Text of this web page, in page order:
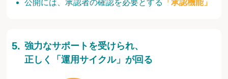
公開には、承認者の確認を必要とする
「承認機能」
強力なサポートを受けられ、
正しく「運用サイクル」が回る